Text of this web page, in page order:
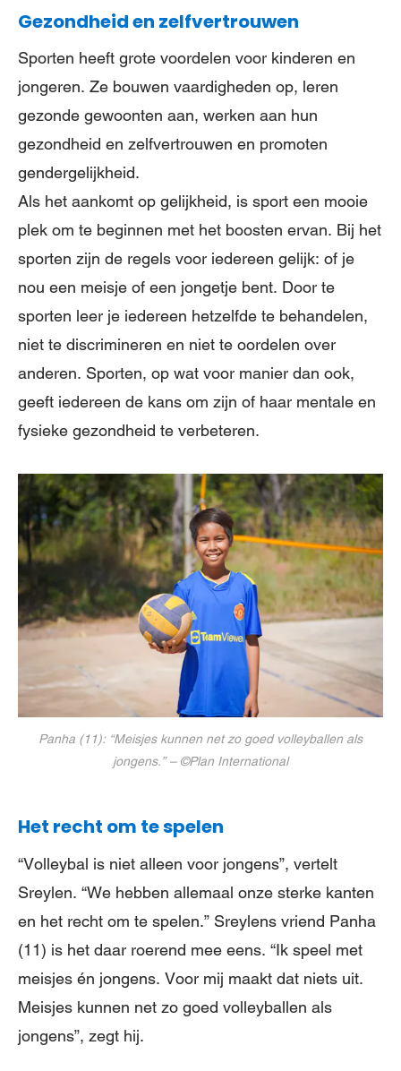
Gezondheid en zelfvertrouwen
Sporten heeft grote voordelen voor kinderen en
jongeren. Ze bouwen vaardigheden op, leren
gezonde gewoonten aan, werken aan hun
gezondheid en zelfvertrouwen en promoten
gendergelijkheid.
Als het aankomt op gelijkheid, is sport een mooie
plek om te beginnen met het boosten ervan. Bij het
sporten zijn de regels voor iedereen gelijk: of je
nou een meisje of een jongetje bent. Door te
sporten leer je iedereen hetzelfde te behandelen,
niet te discrimineren en niet te oordelen over
anderen. Sporten, op wat voor manier dan ook,
geeft iedereen de kans om zijn of haar mentale en
fysieke gezondheid te verbeteren.
Panha (11): “Meisjes kunnen net zo goed volleyballen als
jongens.” – ©Plan International
Het recht om te spelen
“Volleybal is niet alleen voor jongens”, vertelt
Sreylen. “We hebben allemaal onze sterke kanten
en het recht om te spelen.” Sreylens vriend Panha
(11) is het daar roerend mee eens. “Ik speel met
meisjes én jongens. Voor mij maakt dat niets uit.
Meisjes kunnen net zo goed volleyballen als
jongens”, zegt hij.